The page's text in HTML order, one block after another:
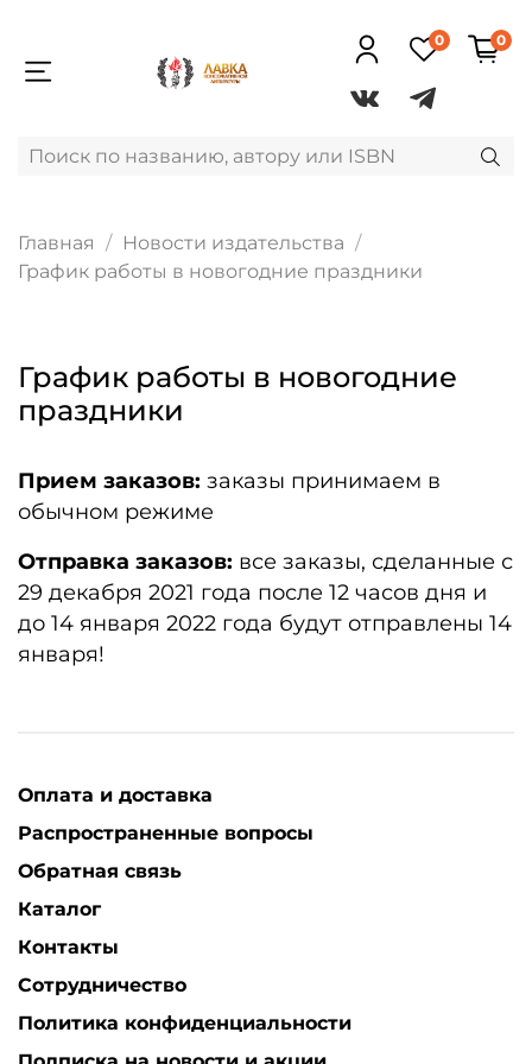
0 0
Главная
Новости издательства
График работы в новогодние праздники
График работы в новогодние
праздники
Прием заказов: заказы принимаем в
обычном режиме
Отправка заказов: все заказы, сделанные с
29 декабря 2021 года после 12 часов дня и
до 14 января 2022 года будут отправлены 14
января!
Оплата и доставка
Распространенные вопросы
Обратная связь
Каталог
Контакты
Сотрудничество
Политика конфиденциальности